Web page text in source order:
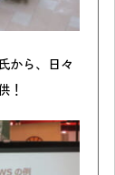
から、日々
！